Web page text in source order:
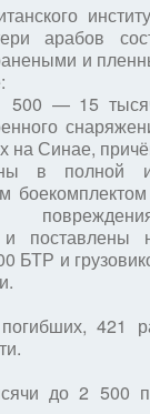
арабов
и
500 — 15
на Синае,
в полной
и поставлены
БТР и
421
до 2 500